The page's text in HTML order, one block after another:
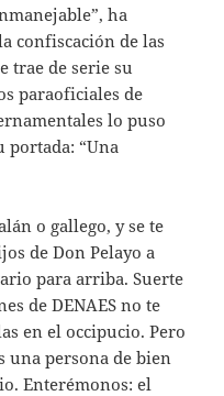
ha
confiscación de las
trae de serie su
paraoficiales de
lo puso
portada: “Una
o gallego, y se te
de Don Pelayo a
para arriba. Suerte
de DENAES no te
en el occipucio. Pero
una persona de bien
Enterémonos: el